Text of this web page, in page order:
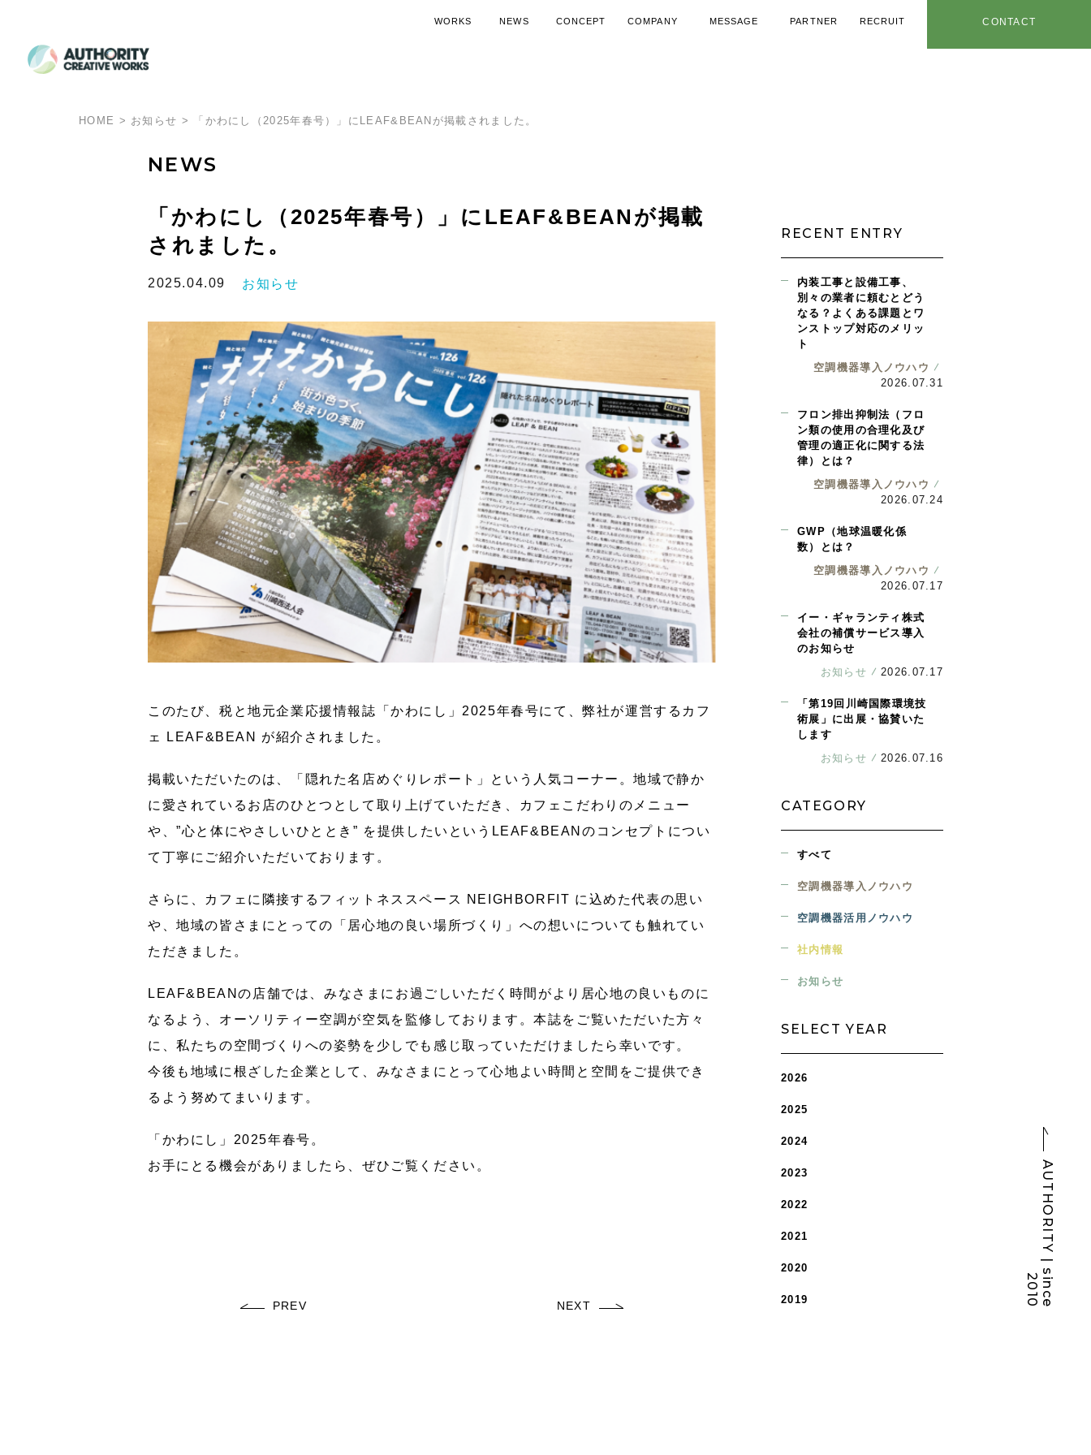
WORKS
NEWS
CONCEPT
COMPANY
MESSAGE
PARTNER
RECRUIT
CONTACT
A
U
T
H
O
R
I
T
Y
|
s
i
n
c
e
20
1
0
HOME > お知らせ > 「かわにし（2025年春号）」にLEAF&BEANが掲載されました。
NEWS
「かわにし（2025年春号）」にLEAF&BEANが掲載
されました。
2025.04.09 お知らせ
このたび、税と地元企業応援情報誌「かわにし」2025年春号にて、弊社が運営するカフ
ェ LEAF&BEAN が紹介されました。
掲載いただいたのは、「隠れた名店めぐりレポート」という人気コーナー。地域で静か
に愛されているお店のひとつとして取り上げていただき、カフェこだわりのメニュー
や、”心と体にやさしいひととき” を提供したいというLEAF&BEANのコンセプトについ
て丁寧にご紹介いただいております。
さらに、カフェに隣接するフィットネススペース NEIGHBORFIT に込めた代表の思い
や、地域の皆さまにとっての「居心地の良い場所づくり」への想いについても触れてい
ただきました。
LEAF&BEANの店舗では、みなさまにお過ごしいただく時間がより居心地の良いものに
なるよう、オーソリティー空調が空気を監修しております。本誌をご覧いただいた方々
に、私たちの空間づくりへの姿勢を少しでも感じ取っていただけましたら幸いです。
今後も地域に根ざした企業として、みなさまにとって心地よい時間と空間をご提供でき
るよう努めてまいります。
「かわにし」2025年春号。
お手にとる機会がありましたら、ぜひご覧ください。
PREV NEXT
RECENT ENTRY
内装工事と設備工事、
別々の業者に頼むとどう
なる？よくある課題とワ
ンストップ対応のメリッ
ト
空調機器導入ノウハウ
2026.07.31
フロン排出抑制法（フロ
ン類の使用の合理化及び
管理の適正化に関する法
律）とは？
空調機器導入ノウハウ
2026.07.24
GWP（地球温暖化係
数）とは？
空調機器導入ノウハウ
2026.07.17
イー・ギャランティ株式
会社の補償サービス導入
のお知らせ
お知らせ
2026.07.17
「第19回川崎国際環境技
術展」に出展・協賛いた
します
お知らせ
2026.07.16
CATEGORY
すべて
空調機器導入ノウハウ
空調機器活用ノウハウ
社内情報
お知らせ
SELECT YEAR
2026
2025
2024
2023
2022
2021
2020
2019